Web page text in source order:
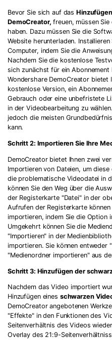
Bevor Sie sich auf das
DemoCreator, freuen, müssen
haben. Dazu müssen Sie die
Website herunterladen.
Computer, indem Sie die
Nachdem Sie die kostenlose
sich zunächst für ein Abonnement
Wondershare DemoCreator bietet
kostenlose Version, ein
Gebrauch oder eine unbefristete
in der Videobearbeitung zu
jedoch die meisten
kann.
Schritt 2: Importieren Sie Ihre
DemoCreator bietet Ihnen zwei
Importieren von Dateien, um
die problematische Videodatei in
können Sie den Weg über die
der Registerkarte "Datei" in der
Aufrufen der Registerkarte
importieren, indem Sie die Option
Umgekehrt können Sie die
"Importieren" in der
importieren. Sie können entweder
"Medienordner importieren" aus
Schritt 3: Hinzufügen der
Nachdem das Video importiert
Hinzufügen eines schwarzen
DemoCreator angebotenen
"Effekte" in den Funktionen des
Seitenverhältnis des Videos
Overlay des 21:9-